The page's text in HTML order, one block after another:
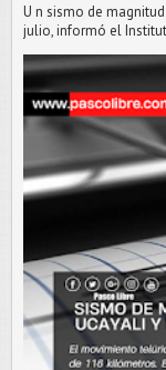
U n sismo de
julio, informó el